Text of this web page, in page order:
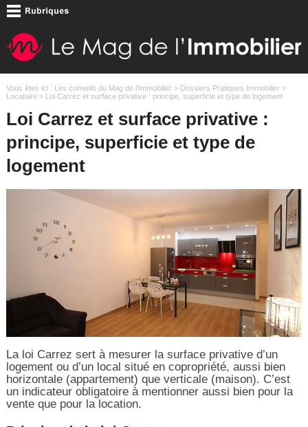
Vous êtes ici : Les conseils du Mag de l'Immobilier> Dossiers Pratiques Immobilier>
Locataire> Loi Carrez et surface privative : principe, superficie et type de logement
Loi Carrez et surface privative :
principe, superficie et type de
logement
La loi Carrez sert à mesurer la surface privative d’un
logement ou d’un local situé en copropriété, aussi bien
horizontale (appartement) que verticale (maison). C’est
un indicateur obligatoire à mentionner aussi bien pour la
vente que pour la location.